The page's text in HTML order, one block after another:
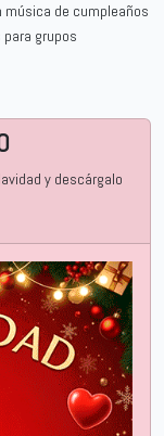
de cumpleaños
grupos
y descárgalo